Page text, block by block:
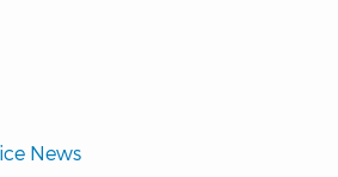
News